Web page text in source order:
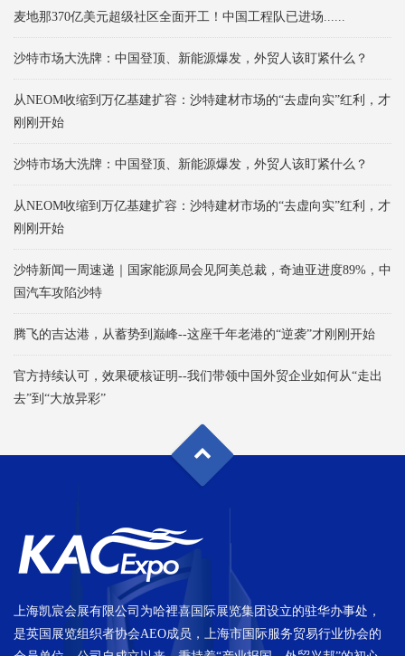
麦地那370亿美元超级社区全面开工！中国工程队已进场......
沙特市场大洗牌：中国登顶、新能源爆发，外贸人该盯紧什么？
从NEOM收缩到万亿基建扩容：沙特建材市场的“去虚向实”红利，才
刚刚开始
沙特市场大洗牌：中国登顶、新能源爆发，外贸人该盯紧什么？
从NEOM收缩到万亿基建扩容：沙特建材市场的“去虚向实”红利，才
刚刚开始
沙特新闻一周速递｜国家能源局会见阿美总裁，奇迪亚进度89%，中
国汽车攻陷沙特
腾飞的吉达港，从蓄势到巅峰--这座千年老港的“逆袭”才刚刚开始
官方持续认可，效果硬核证明--我们带领中国外贸企业如何从“走出
去”到“大放异彩”
上海凯宸会展有限公司为哈裡喜国际展览集团设立的驻华办事处，
是英国展览组织者协会AEO成员，上海市国际服务贸易行业协会的